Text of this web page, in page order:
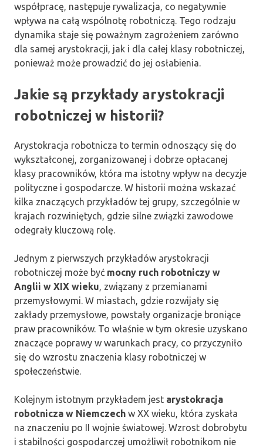
współpracę, następuje rywalizacja, co negatywnie
wpływa na całą wspólnotę robotniczą. Tego rodzaju
dynamika staje się poważnym zagrożeniem zarówno
dla samej arystokracji, jak i dla całej klasy robotniczej,
ponieważ może prowadzić do jej osłabienia.
Jakie są przykłady arystokracji
robotniczej w historii?
Arystokracja robotnicza to termin odnoszący się do
wykształconej, zorganizowanej i dobrze opłacanej
klasy pracowników, która ma istotny wpływ na decyzje
polityczne i gospodarcze. W historii można wskazać
kilka znaczących przykładów tej grupy, szczególnie w
krajach rozwiniętych, gdzie silne związki zawodowe
odegrały kluczową rolę.
Jednym z pierwszych przykładów arystokracji
robotniczej może być mocny ruch robotniczy w
Anglii w XIX wieku, związany z przemianami
przemysłowymi. W miastach, gdzie rozwijały się
zakłady przemysłowe, powstały organizacje broniące
praw pracowników. To właśnie w tym okresie uzyskano
znaczące poprawy w warunkach pracy, co przyczyniło
się do wzrostu znaczenia klasy robotniczej w
społeczeństwie.
Kolejnym istotnym przykładem jest arystokracja
robotnicza w Niemczech w XX wieku, która zyskała
na znaczeniu po II wojnie światowej. Wzrost dobrobytu
i stabilności gospodarczej umożliwił robotnikom nie